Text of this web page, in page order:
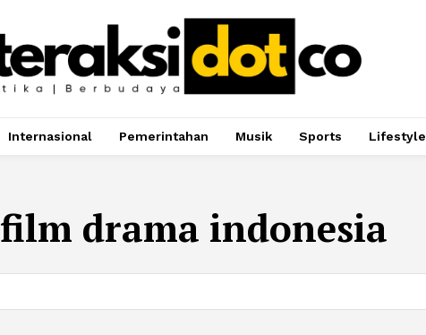
Internasional Pemerintahan Musik Sports Lifestyle
film drama indonesia